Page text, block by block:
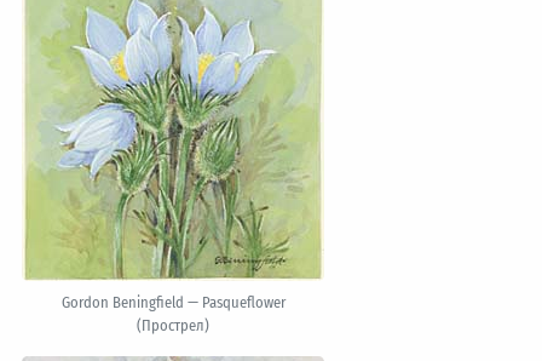
Gordon Beningfield — Pasqueflower
(Прострел)